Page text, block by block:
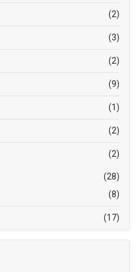
(2)
(3)
(2)
(9)
(1)
(2)
(2)
(28)
(8)
(17)